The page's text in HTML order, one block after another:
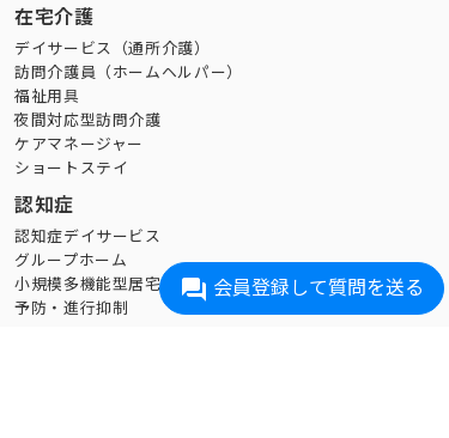
会員登録して質問を送る
在宅介護
デイサービス（通所介護）
訪問介護員（ホームヘルパー）
福祉用具
夜間対応型訪問介護
ケアマネージャー
ショートステイ
認知症
認知症デイサービス
グループホーム
小規模多機能型居宅介護
予防・進行抑制